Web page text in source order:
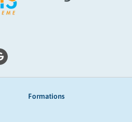
Formations